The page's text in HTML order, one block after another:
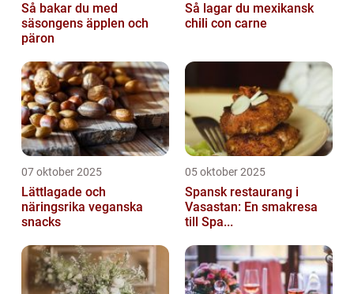
Så bakar du med
säsongens äpplen och
päron
Så lagar du mexikansk
chili con carne
07 oktober 2025
Lättlagade och
näringsrika veganska
snacks
05 oktober 2025
Spansk restaurang i
Vasastan: En smakresa
till Spa...